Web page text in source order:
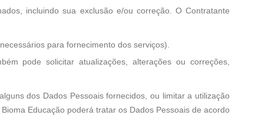
incluindo sua exclusão e/ou correção. O Contratante
para fornecimento dos serviços).
pode solicitar atualizações, alterações ou correções,
dos Dados Pessoais fornecidos, ou limitar a utilização
Educação poderá tratar os Dados Pessoais de acordo